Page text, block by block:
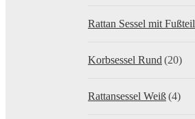
Rattan Sessel mit Fußteil
Korbsessel Rund (20)
Rattansessel Weiß(4)